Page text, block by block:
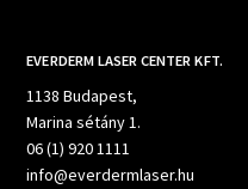
EVERDERM LASER CENTER KFT.
1138 Budapest,
Marina sétány 1.
06 (1) 920 1111
info@everdermlaser.hu